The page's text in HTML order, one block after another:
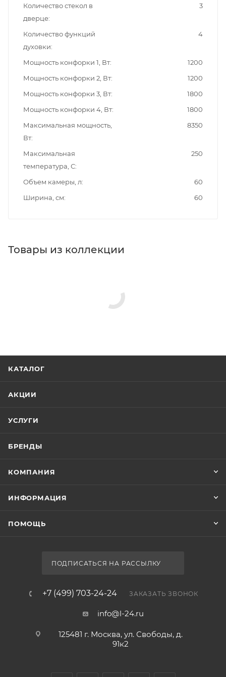
Количество стекол в
дверце
3
Количество функций
духовки
4
Мощность конфорки 1, Вт
1200
Мощность конфорки 2, Вт
1200
Мощность конфорки 3, Вт
1800
Мощность конфорки 4, Вт
1800
Максимальная мощность,
Вт
8350
Максимальная
температура, С
250
Объем камеры, л
60
Ширина, см
60
Товары из коллекции
КАТАЛОГ
АКЦИИ
УСЛУГИ
БРЕНДЫ
КОМПАНИЯ
ИНФОРМАЦИЯ
ПОМОЩЬ
ПОДПИСАТЬСЯ НА РАССЫЛКУ
+7 (499) 703-24-24 ЗАКАЗАТЬ ЗВОНОК
info@l-24.ru
125481 г. Москва, ул. Свободы, д.
91к2